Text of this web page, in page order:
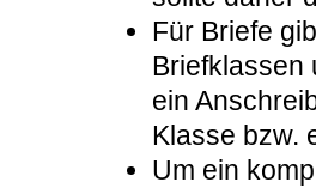
Für Briefe
Briefklassen
ein
Klasse bzw.
Um ein